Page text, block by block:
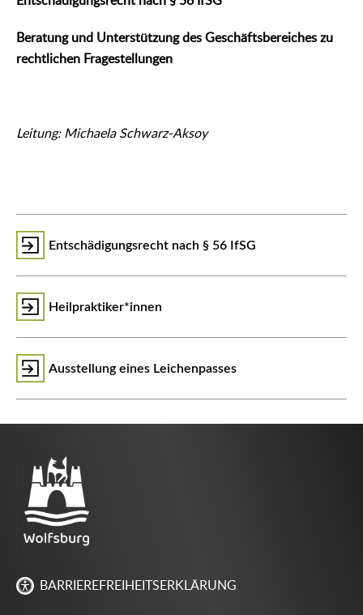
Beratung und Unterstützung des Geschäftsbereiches zu
rechtlichen Fragestellungen
Leitung: Michaela Schwarz-Aksoy
Entschädigungsrecht nach § 56 IfSG
Heilpraktiker*innen
Ausstellung eines Leichenpasses
BARRIEREFREIHEITSERKLÄRUNG